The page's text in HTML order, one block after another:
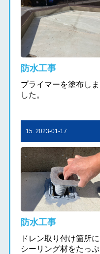
防水工事
プライマーを塗布しま
した。
15. 2023-01-17
防水工事
ドレン取り付け箇所に
シーリング材をたっぷ